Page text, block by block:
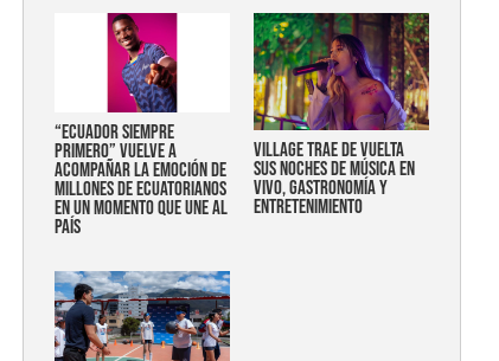
“Ecuador siempre
primero” vuelve a
acompañar la emoción de
millones de ecuatorianos
en un momento que une al
país
Village trae de vuelta
sus noches de música en
vivo, gastronomía y
entretenimiento